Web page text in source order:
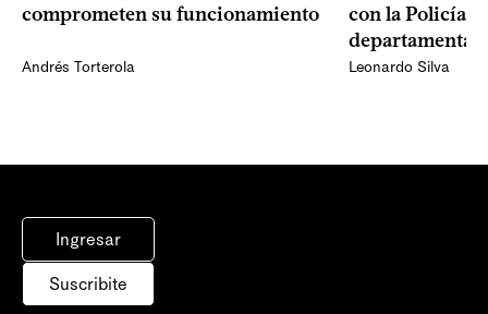
comprometen su funcionamiento
Andrés Torterola
con la Policía
Leonardo Silva
Ingresar
Suscribite